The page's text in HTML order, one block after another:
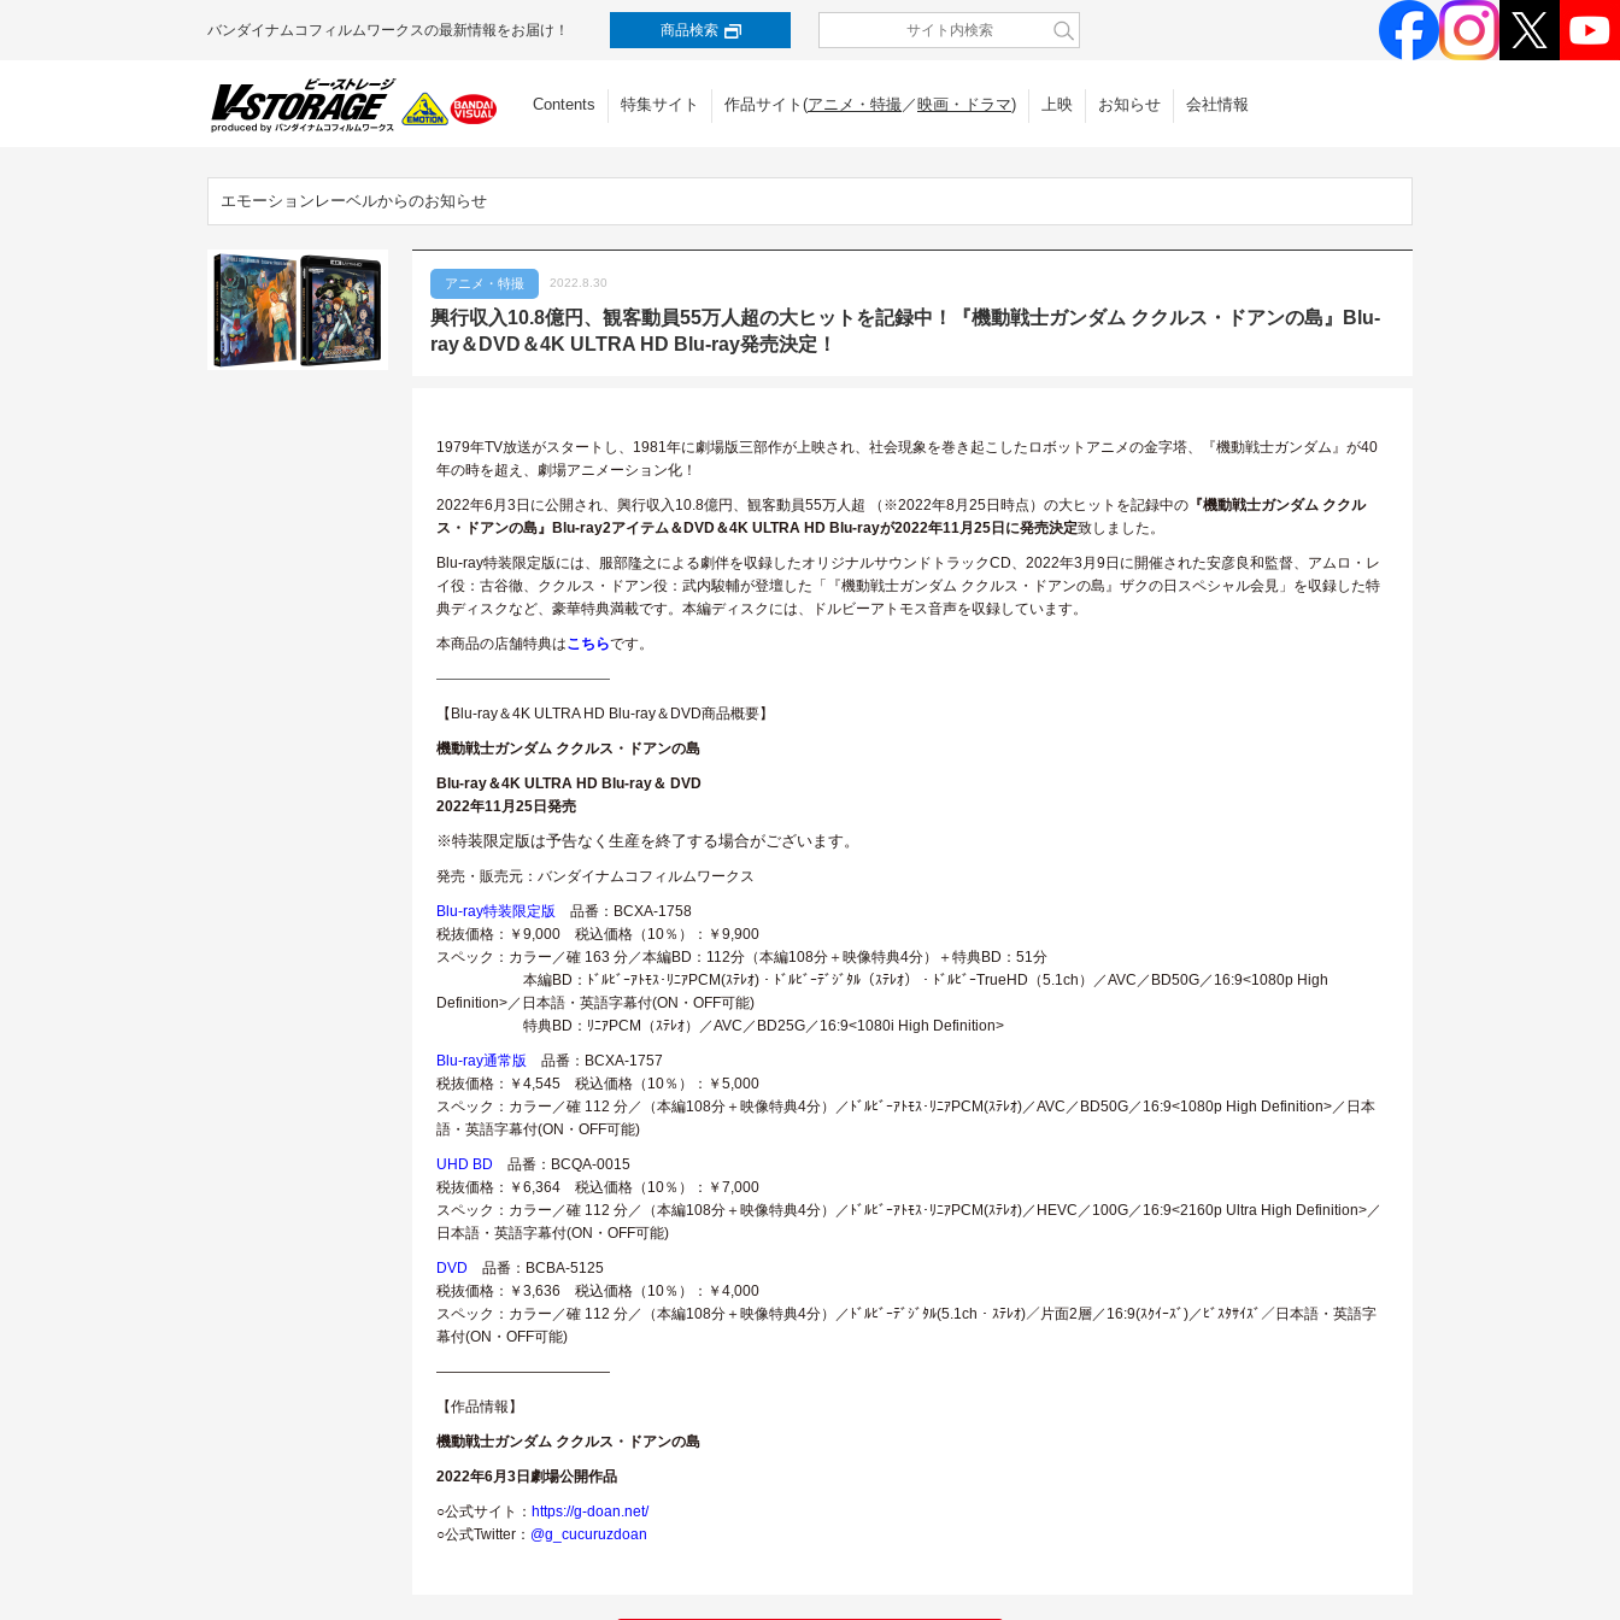
バンダイナムコフィルムワークスの最新情報をお届け！ 商品検索
Contents 特集サイト 作品サイト(アニメ・特撮／映画・ドラマ) 上映 お知らせ 会社情報
エモーションレーベルからのお知らせ
アニメ・特撮 2022.8.30
興行収入10.8億円、観客動員55万人超の大ヒットを記録中！『機動戦士ガンダム ククルス・ドアンの島』Blu-
ray＆DVD＆4K ULTRA HD Blu-ray発売決定！
1979年TV放送がスタートし、1981年に劇場版三部作が上映され、社会現象を巻き起こしたロボットアニメの金字塔、『機動戦士ガンダム』が40
年の時を超え、劇場アニメーション化！
2022年6月3日に公開され、興行収入10.8億円、観客動員55万人超 （※2022年8月25日時点）の大ヒットを記録中の 『機動戦士ガンダム ククル
ス・ドアンの島』Blu-ray2アイテム＆DVD＆4K ULTRA HD Blu-rayが2022年11月25日に発売決定致しました。
Blu-ray特装限定版には、服部隆之による劇伴を収録したオリジナルサウンドトラックCD、2022年3月9日に開催された安彦良和監督、アムロ・レ
イ役：古谷徹、ククルス・ドアン役：武内駿輔が登壇した「『機動戦士ガンダム ククルス・ドアンの島』ザクの日スペシャル会見」を収録した特
典ディスクなど、豪華特典満載です。本編ディスクには、ドルビーアトモス音声を収録しています。
本商品の店舗特典はこちらです。
————————————
【Blu-ray＆4K ULTRA HD Blu-ray＆DVD商品概要】
機動戦士ガンダム ククルス・ドアンの島
Blu-ray＆4K ULTRA HD Blu-ray＆ DVD
2022年11月25日発売
※特装限定版は予告なく生産を終了する場合がございます。
発売・販売元：バンダイナムコフィルムワークス
Blu-ray特装限定版
品番：BCXA-1758
税抜価格：￥9,000 税込価格（10％）：￥9,900
スペック：カラー／確 163 分／本編BD：112分（本編108分＋映像特典4分）＋特典BD：51分
本編BD：ﾄﾞﾙﾋﾞｰｱﾄﾓｽ･ﾘﾆｱPCM(ｽﾃﾚｵ)・ﾄﾞﾙﾋﾞｰﾃﾞｼﾞﾀﾙ（ｽﾃﾚｵ）・ﾄﾞﾙﾋﾞｰTrueHD（5.1ch）／AVC／BD50G／16:9<1080p High
Definition>／日本語・英語字幕付(ON・OFF可能)
特典BD：ﾘﾆｱPCM（ｽﾃﾚｵ）／AVC／BD25G／16:9<1080i High Definition>
Blu-ray通常版
品番：BCXA-1757
税抜価格：￥4,545 税込価格（10％）：￥5,000
スペック：カラー／確 112 分／（本編108分＋映像特典4分）／ﾄﾞﾙﾋﾞｰｱﾄﾓｽ･ﾘﾆｱPCM(ｽﾃﾚｵ)／AVC／BD50G／16:9<1080p High Definition>／日本
語・英語字幕付(ON・OFF可能)
UHD BD
品番：BCQA-0015
税抜価格：￥6,364 税込価格（10％）：￥7,000
スペック：カラー／確 112 分／（本編108分＋映像特典4分）／ﾄﾞﾙﾋﾞｰｱﾄﾓｽ･ﾘﾆｱPCM(ｽﾃﾚｵ)／HEVC／100G／16:9<2160p Ultra High Definition>／
日本語・英語字幕付(ON・OFF可能)
DVD 品番：BCBA-5125
税抜価格：￥3,636 税込価格（10％）：￥4,000
スペック：カラー／確 112 分／（本編108分＋映像特典4分）／ﾄﾞﾙﾋﾞｰﾃﾞｼﾞﾀﾙ(5.1ch・ｽﾃﾚｵ)／片面2層／16:9(ｽｸｲｰｽﾞ)／ﾋﾞｽﾀｻｲｽﾞ／日本語・英語字
幕付(ON・OFF可能)
————————————
【作品情報】
機動戦士ガンダム ククルス・ドアンの島
2022年6月3日劇場公開作品
○公式サイト： https://g-doan.net/
○公式Twitter： @g_cucuruzdoan